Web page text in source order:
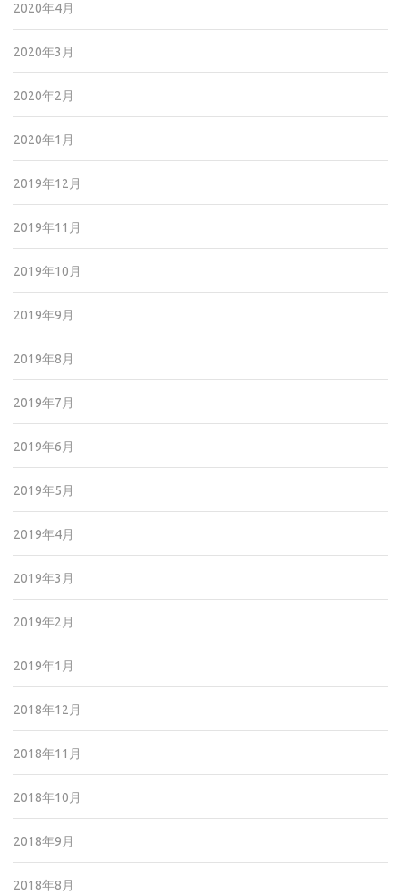
2020年4月
2020年3月
2020年2月
2020年1月
2019年12月
2019年11月
2019年10月
2019年9月
2019年8月
2019年7月
2019年6月
2019年5月
2019年4月
2019年3月
2019年2月
2019年1月
2018年12月
2018年11月
2018年10月
2018年9月
2018年8月